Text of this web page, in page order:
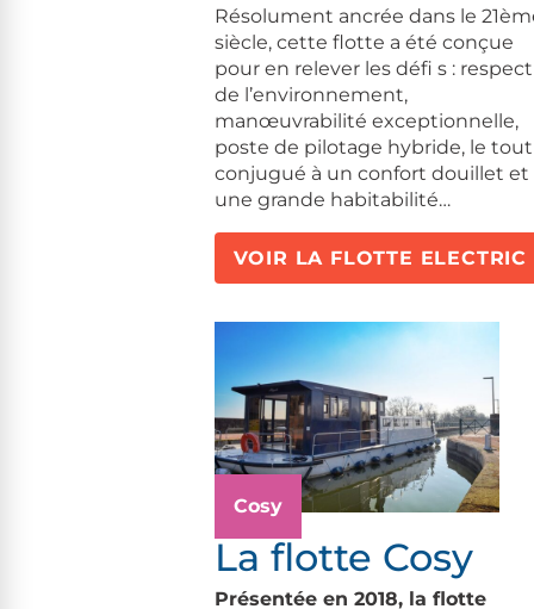
Résolument ancrée dans le
siècle, cette flotte a été conçue
pour en relever les défi s : respect
de l’environnement,
manœuvrabilité exceptionnelle,
poste de pilotage hybride, le tout
conjugué à un confort douillet et
une grande habitabilité…
VOIR LA FLOTTE ELECTRIC
Cosy
La flotte Cosy
Présentée en 2018, la flotte